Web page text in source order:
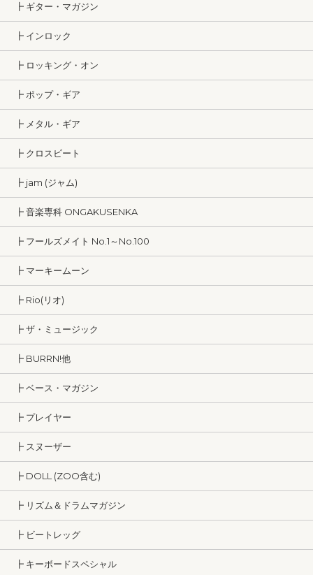
┣ ギター・マガジン
┣ インロック
┣ ロッキング・オン
┣ ポップ・ギア
┣ メタル・ギア
┣ クロスビート
┣ jam (ジャム)
┣ 音楽専科 ONGAKUSENKA
┣ フールズメイト No.1～No.100
┣ マーキームーン
┣ Rio(リオ)
┣ ザ・ミュージック
┣ BURRN!他
┣ ベース・マガジン
┣ プレイヤー
┣ スヌーザー
┣ DOLL (ZOO含む)
┣ リズム＆ドラムマガジン
┣ ビートレッグ
┣ キーボードスペシャル